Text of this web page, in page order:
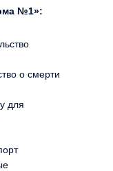
№1»:
о смерти
для